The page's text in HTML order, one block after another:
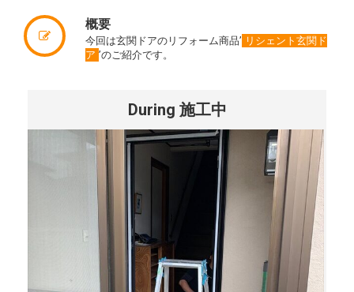
概要
今回は玄関ドアのリフォーム商品’ リシェント玄関ド
ア ’のご紹介です。
During 施工中